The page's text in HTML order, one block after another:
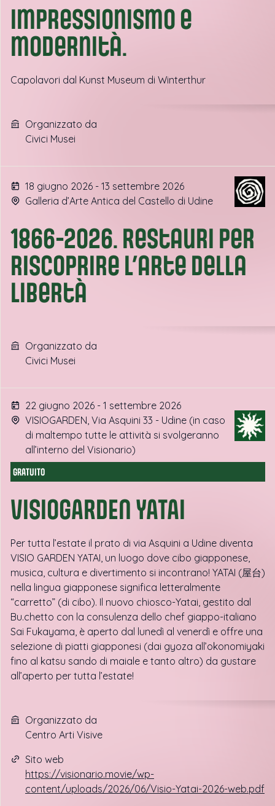
Impressionismo e
modernità.
Capolavori dal Kunst Museum di Winterthur
Organizzato da
Civici Musei
18 giugno 2026 - 13 settembre 2026
Galleria d’Arte Antica del Castello di Udine
1866-2026. Restauri per
riscoprire l’arte della
libertà
Organizzato da
Civici Musei
22 giugno 2026 - 1 settembre 2026
VISIOGARDEN, Via Asquini 33 - Udine (in caso
di maltempo tutte le attività si svolgeranno
all’interno del Visionario)
GRATUITO
VISIOGARDEN YATAI
Per tutta l’estate il prato di via Asquini a Udine diventa
VISIO GARDEN YATAI, un luogo dove cibo giapponese,
musica, cultura e divertimento si incontrano! YATAI (屋台)
nella lingua giapponese significa letteralmente
“carretto” (di cibo). Il nuovo chiosco-Yatai, gestito dal
Bu.chetto con la consulenza dello chef giappo-italiano
Sai Fukayama, è aperto dal lunedì al venerdì e offre una
selezione di piatti giapponesi (dai gyoza all’okonomiyaki
fino al katsu sando di maiale e tanto altro) da gustare
all’aperto per tutta l’estate!
Organizzato da
Centro Arti Visive
Sito web
https://visionario.movie/wp-
content/uploads/2026/06/Visio-Yatai-2026-web.pdf